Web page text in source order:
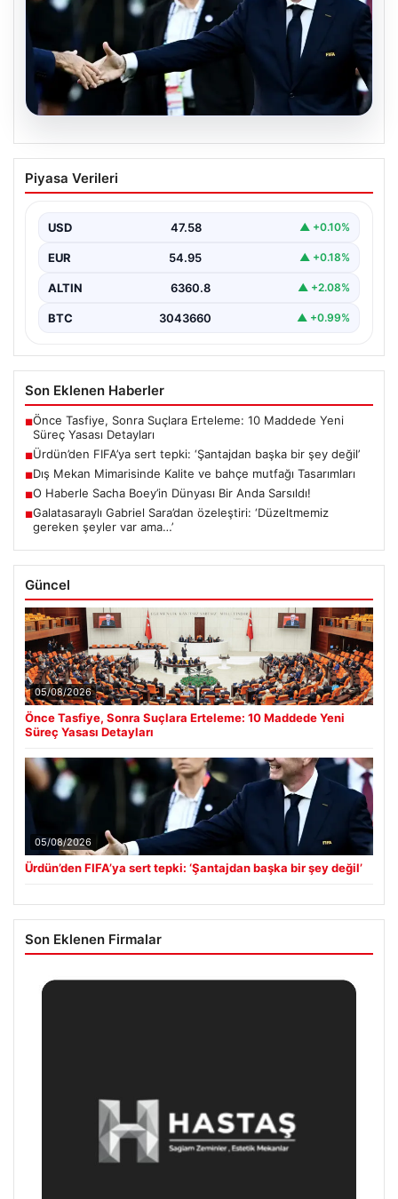
Ürdün’den FIFA’ya sert tepki: ‘Şantajdan
başka bir şey değil’
Piyasa Verileri
USD 47.58 ▲ +0.10%
EUR 54.95 ▲ +0.18%
ALTIN 6360.8 ▲ +2.08%
BTC 3043660 ▲ +0.99%
Son Eklenen Haberler
■Önce Tasfiye, Sonra Suçlara Erteleme: 10 Maddede Yeni
Süreç Yasası Detayları
■Ürdün’den FIFA’ya sert tepki: ‘Şantajdan başka bir şey değil’
■Dış Mekan Mimarisinde Kalite ve bahçe mutfağı Tasarımları
■O Haberle Sacha Boey’in Dünyası Bir Anda Sarsıldı!
■Galatasaraylı Gabriel Sara’dan özeleştiri: ‘Düzeltmemiz
gereken şeyler var ama…’
Güncel
05/08/2026
Önce Tasfiye, Sonra Suçlara Erteleme: 10 Maddede Yeni
Süreç Yasası Detayları
05/08/2026
Ürdün’den FIFA’ya sert tepki: ‘Şantajdan başka bir şey değil’
Son Eklenen Firmalar